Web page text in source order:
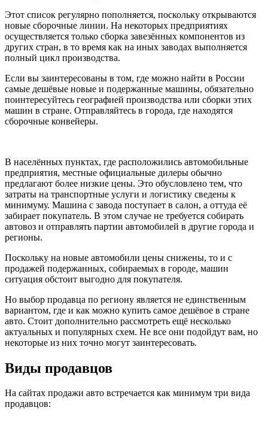
Этот список регулярно пополняется, поскольку открываются
новые сборочные линии. На некоторых предприятиях
осуществляется только сборка завезённых компонентов из
других стран, в то время как на иных заводах выполняется
полный цикл производства.
Если вы заинтересованы в том, где можно найти в России
самые дешёвые новые и подержанные машины, обязательно
поинтересуйтесь географией производства или сборки этих
машин в стране. Отправляйтесь в города, где находятся
сборочные конвейеры.
В населённых пунктах, где расположились автомобильные
предприятия, местные официальные дилеры обычно
предлагают более низкие цены. Это обусловлено тем, что
затраты на транспортные услуги и логистику сведены к
минимуму. Машина с завода поступает в салон, а оттуда её
забирает покупатель. В этом случае не требуется собирать
автовоз и отправлять партии автомобилей в другие города и
регионы.
Поскольку на новые автомобили цены снижены, то и с
продажей подержанных, собираемых в городе, машин
ситуация обстоит выгодно для покупателя.
Но выбор продавца по региону является не единственным
вариантом, где и как можно купить самое дешёвое в стране
авто. Стоит дополнительно рассмотреть ещё несколько
актуальных и популярных схем. Не все они подойдут вам, но
некоторые из них точно могут заинтересовать.
Виды продавцов
На сайтах продажи авто встречается как минимум три вида
продавцов: